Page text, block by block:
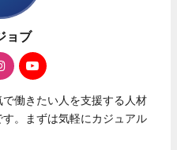
ョブ
働きたい人を支援する人材
。まずは気軽にカジュアル